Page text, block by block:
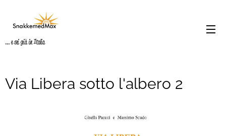
... e sei già in Italia
Via Libera sotto l'albero 2